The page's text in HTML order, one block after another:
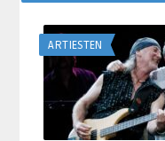
ARTIESTEN